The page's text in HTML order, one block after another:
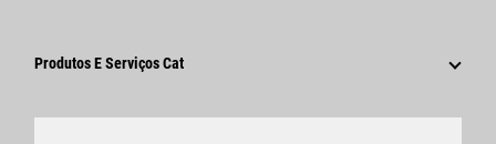
Inovação
Fornecedores
Produtos E Serviços Cat